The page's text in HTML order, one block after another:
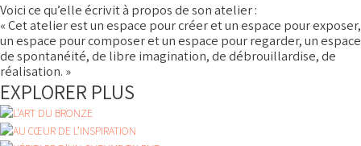
Voici ce qu’elle écrivit à propos de son atelier :
« Cet atelier est un espace pour créer et un espace pour exposer,
un espace pour composer et un espace pour regarder, un espace
de spontanéité, de libre imagination, de débrouillardise, de
réalisation. »
EXPLORER PLUS